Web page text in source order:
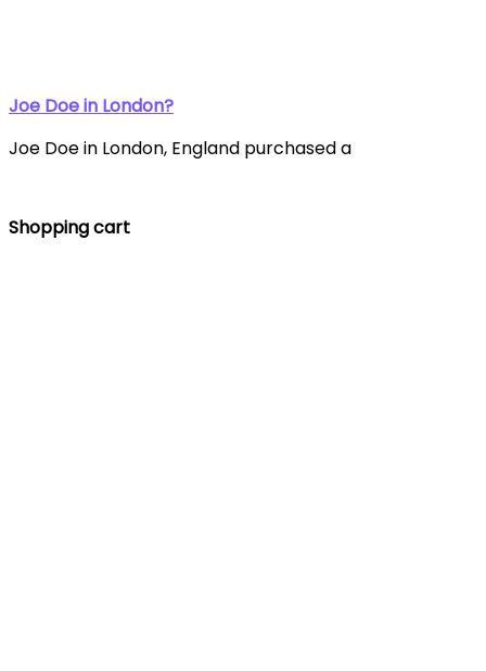
Joe Doe in London?
Joe Doe in London, England purchased a
Shopping cart